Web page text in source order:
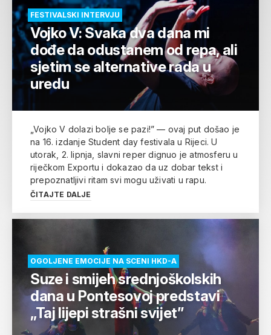
FESTIVALSKI INTERVJU
Vojko V: Svaka dva dana mi
dođe da odustanem od repa, ali
sjetim se alternative rada u
uredu
„Vojko V dolazi bolje se pazi!” — ovaj put došao je
na 16. izdanje Student day festivala u Rijeci. U
utorak, 2. lipnja, slavni reper dignuo je atmosferu u
riječkom Exportu i dokazao da uz dobar tekst i
prepoznatljivi ritam svi mogu uživati u rapu.
ČITAJTE DALJE
OGOLJENE EMOCIJE NA SCENI HKD-A
Suze i smijeh srednjoškolskih
dana u Pontesovoj predstavi
„Taj lijepi strašni svijet”